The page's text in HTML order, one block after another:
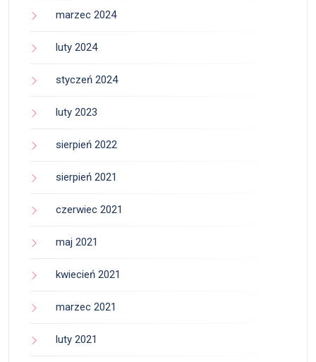
marzec 2024
luty 2024
styczeń 2024
luty 2023
sierpień 2022
sierpień 2021
czerwiec 2021
maj 2021
kwiecień 2021
marzec 2021
luty 2021